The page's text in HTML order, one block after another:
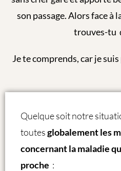
son passage. Alors face à
trouves-tu
Je te comprends, car je
Quelque soit notre
toutesglobalement les
concernant la maladieq
proche :